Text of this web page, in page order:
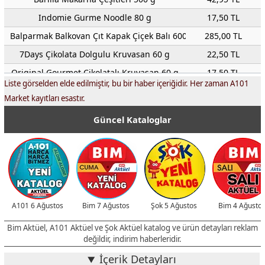
Indomie Gurme Noodle 80 g
17,50 TL
Balparmak Balkovan Çıt Kapak Çiçek Balı 600 g
285,00 TL
7Days Çikolata Dolgulu Kruvasan 60 g
22,50 TL
Original Gourmet Çikolatalı Kruvasan 60 g
17,50 TL
Omo Express Fresh Sıvı Çamaşır Deterjanı 1480 ml
Cif Banyo&Mutfak Sprey Temizleyici 1 L
89,00 TL
Copier Bond Fotokopi Kağıdı 500 Yaprak
Vione Fırçalı Yüz Temizleme Köpüğü 150 ml
62,50 TL
Garnier Yüz Temizleme Jeli 200 ml
95,00 TL
Dove Güzellik Sabunu 90 g
42,50 TL
Arko Soft Touch Krem 150 ml
59,50 TL
Ahir Tam Yağlı Tost Peyniri 1 kg
269,00 TL
İçim Tam Yağlı Süzme Peynir 750 g
Torku Tam Yağlı Süzme Peynir 750 g
Liste görselden elde edilmiştir, bu bir haber içeriğidir. Her zaman A101
Market kayıtları esastır.
Güncel Kataloglar
A101 6 Ağustos Bim 7 Ağustos Şok 5 Ağustos Bim 4 Ağustos
Bim Aktüel, A101 Aktüel ve Şok Aktüel katalog ve ürün detayları reklam
değildir, indirim haberleridir.
İçerik Detayları